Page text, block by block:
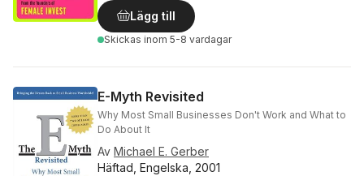
Lägg till
Skickas inom 5-8 vardagar
E-Myth Revisited
Why Most Small Businesses Don't Work and What to
Do About It
Av Michael E. Gerber
Häftad, Engelska, 2001